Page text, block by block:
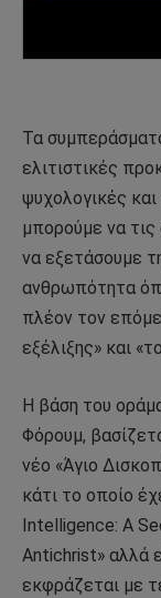
Τα
ελιτιστικές
ψυχολογικές
μπορούμε να τις
να εξετάσουμε
ανθρωπότητα
πλέον τον
εξέλιξης» και
Η βάση του
Φόρουμ,
νέο «Άγιο
κάτι το οποίο
Intelligence: A
Antichrist» αλλά
εκφράζεται με